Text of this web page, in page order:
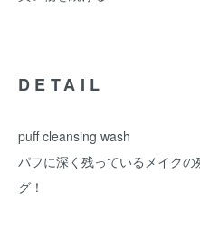
DETAIL
puff cleansing wash
パフに深く残っているメイク
グ！